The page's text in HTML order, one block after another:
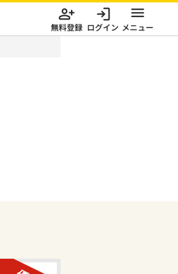
無料登録 ログイン メニュー